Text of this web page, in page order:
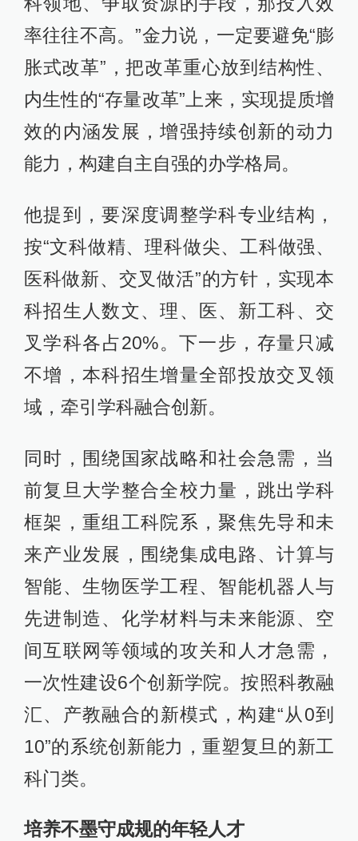
率往往不高。”金力说，一定要避免“膨
胀式改革”，把改革重心放到结构性、
内生性的“存量改革”上来，实现提质增
效的内涵发展，增强持续创新的动力
能力，构建自主自强的办学格局。
他提到，要深度调整学科专业结构，
按“文科做精、理科做尖、工科做强、
医科做新、交叉做活”的方针，实现本
科招生人数文、理、医、新工科、交
叉学科各占20%。下一步，存量只减
不增，本科招生增量全部投放交叉领
域，牵引学科融合创新。
同时，围绕国家战略和社会急需，当
前复旦大学整合全校力量，跳出学科
框架，重组工科院系，聚焦先导和未
来产业发展，围绕集成电路、计算与
智能、生物医学工程、智能机器人与
先进制造、化学材料与未来能源、空
间互联网等领域的攻关和人才急需，
一次性建设6个创新学院。按照科教融
汇、产教融合的新模式，构建“从0到
10”的系统创新能力，重塑复旦的新工
科门类。
培养不墨守成规的年轻人才